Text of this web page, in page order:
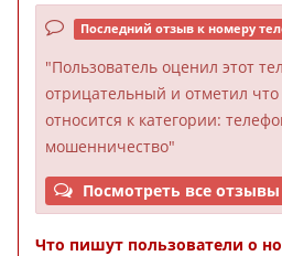
Последний отзыв к номеру
"Пользователь оценил этот
отрицательный и отметил что
относится к категории:
мошенничество"
Посмотреть все отзывы
Что пишут пользователи о